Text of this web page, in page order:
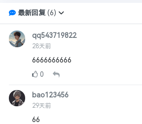
最新回复(6)
qq543719822
28天前
6666666666
0
bao123456
29天前
66